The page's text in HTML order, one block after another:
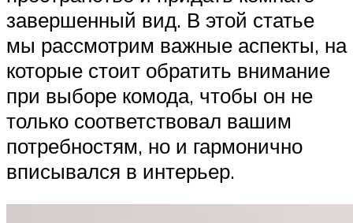
завершенный вид. В этой статье
мы рассмотрим важные аспекты, на
которые стоит обратить внимание
при выборе комода, чтобы он не
только соответствовал вашим
потребностям, но и гармонично
вписывался в интерьер.